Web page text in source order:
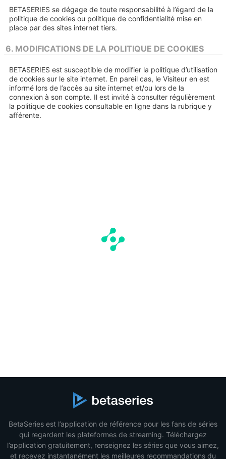
BETASERIES se dégage de toute responsabilité à l’égard de la
politique de cookies ou politique de confidentialité mise en
place par des sites internet tiers.
6. MODIFICATIONS DE LA POLITIQUE DE COOKIES
BETASERIES est susceptible de modifier la politique d’utilisation
de cookies sur le site internet. En pareil cas, le Visiteur en est
informé lors de l’accès au site internet et/ou lors de la
connexion à son compte. Il est invité à consulter régulièrement
la politique de cookies consultable en ligne dans la rubrique y
afférente.
BetaSeries est l’application de référence pour les fans de séries
qui regardent les plateformes de streaming. Téléchargez
l’application gratuitement, renseignez les séries que vous aimez,
et recevez instantanément les meilleures recommandations du